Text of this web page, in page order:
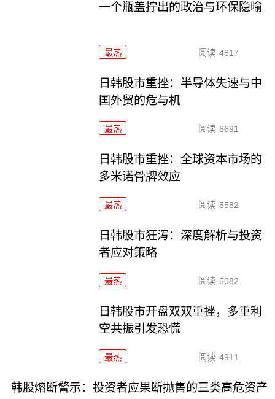
一个瓶盖拧出的政治与环保隐喻
最热 阅读 4817
日韩股市重挫：半导体失速与中
国外贸的危与机
最热 阅读 6691
日韩股市重挫：全球资本市场的
多米诺骨牌效应
最热 阅读 5582
日韩股市狂泻：深度解析与投资
者应对策略
最热 阅读 5082
日韩股市开盘双双重挫，多重利
空共振引发恐慌
最热 阅读 4911
韩股熔断警示：投资者应果断抛售的三类高危资产